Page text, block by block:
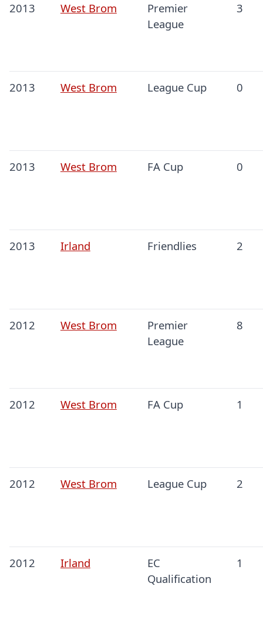
2013 West Brom
Premier
League
3
2013 West Brom League Cup 0
2013 West Brom FA Cup 0
2013 Irland Friendlies 2
2012 West Brom
Premier
League
8
2012 West Brom FA Cup 1
2012 West Brom League Cup 2
2012 Irland
EC
Qualification
1